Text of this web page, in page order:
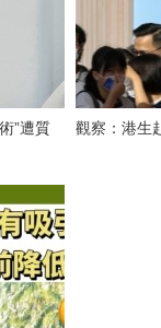
”遭質
觀察：港生